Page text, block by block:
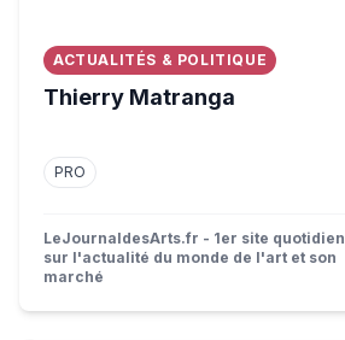
ACTUALITÉS & POLITIQUE
Thierry Matranga
PRO
LeJournaldesArts.fr - 1er site quotidien
sur l'actualité du monde de l'art et son
marché